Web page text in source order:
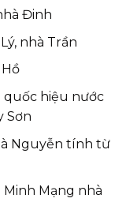
Đinh
nhà Trần
quốc hiệu nước
Sơn
Nguyễn tính từ
Mạng nhà